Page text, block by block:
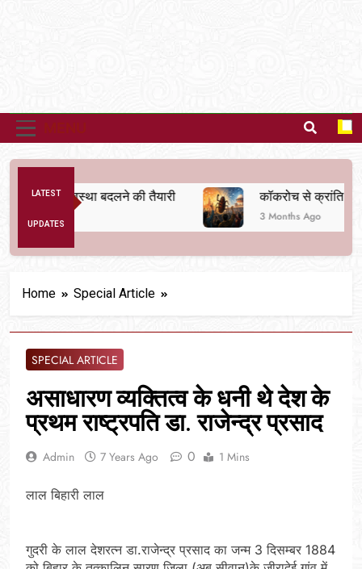
LATEST
UPDATES
व्यवस्था बदलने की तैयारी कॉकरोच से क्रांति तक
3 Months Ago
Home Special Article
SPECIAL ARTICLE
असाधारण व्यक्तित्व के धनी थे देश के
प्रथम राष्ट्रपति डा. राजेन्द्र प्रसाद
Admin 7 Years Ago 0 1 Mins
लाल बिहारी लाल
गुदरी के लाल देशरत्न डा.राजेन्द्र प्रसाद का जन्म 3 दिसम्बर 1884